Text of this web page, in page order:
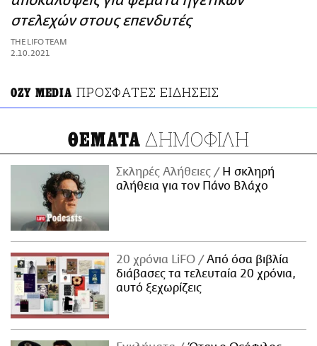
ΑΜΠΑ
PRINT
στελεχών στους επενδυτές
THE LIFO TEAM
2.10.2021
OZY MEDIA ΠΡΟΣΦΑΤΕΣ ΕΙΔΗΣΕΙΣ
ΘΕΜΑΤΑ ΔΗΜΟΦΙΛΗ
Σκληρές Αλήθειες
H σκληρή
αλήθεια για τον Πάνο Βλάχο
20 χρόνια LiFO
Από όσα βιβλία
διάβασες τα τελευταία 20 χρόνια,
αυτό ξεχωρίζεις